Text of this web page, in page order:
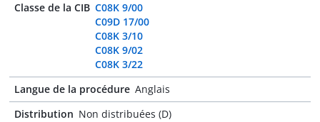
Classe de la CIB C08K 9/00
C09D 17/00
C08K 3/10
C08K 9/02
C08K 3/22
Langue de la procédure Anglais
Distribution Non distribuées (D)